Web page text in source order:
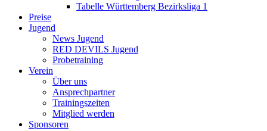
Tabelle Württemberg Bezirksliga 1
Preise
Jugend
News Jugend
RED DEVILS Jugend
Probetraining
Verein
Über uns
Ansprechpartner
Trainingszeiten
Mitglied werden
Sponsoren